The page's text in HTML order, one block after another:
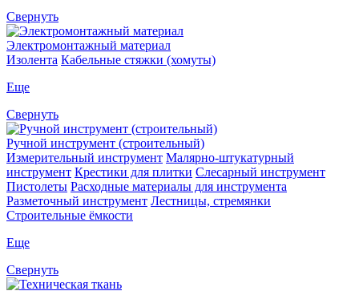
Свернуть
Электромонтажный материал
Изолента Кабельные стяжки (хомуты)
Еще
Свернуть
Ручной инструмент (строительный)
Измерительный инструмент Малярно-штукатурный
инструмент Крестики для плитки Слесарный инструмент
Пистолеты Расходные материалы для инструмента
Разметочный инструмент Лестницы, стремянки
Строительные ёмкости
Еще
Свернуть